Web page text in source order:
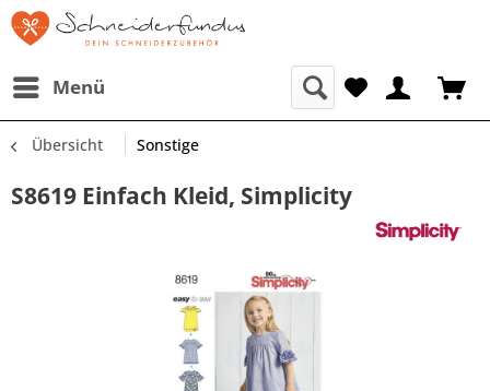
Menü
Übersicht Sonstige
S8619 Einfach Kleid, Simplicity